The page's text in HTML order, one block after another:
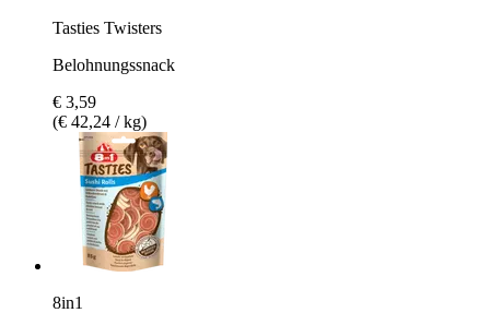
Tasties Twisters
Belohnungssnack
€ 3,59
(€ 42,24 / kg)
8in1